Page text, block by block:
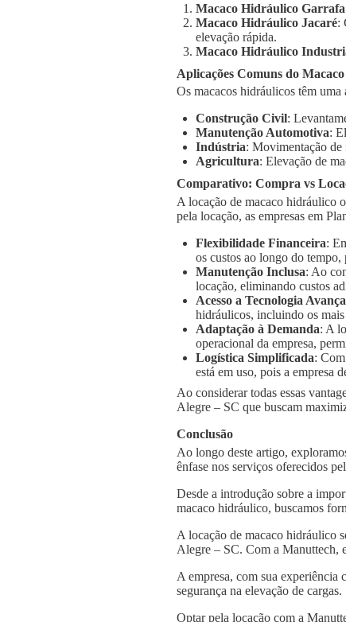
Macaco Hidráulico Garrafa
Macaco Hidráulico Jacaré:
elevação rápida.
Macaco Hidráulico
Aplicações Comuns do
Os macacos hidráulicos têm
Construção Civil:
Manutenção Automotiva:
Indústria: Movimentação de
Agricultura: Elevação de
Comparativo: Compra vs
A locação de macaco hidráulico
pela locação, as empresas em
Flexibilidade Financeira:
os custos ao longo do
Manutenção Inclusa: Ao
locação, eliminando custos
Acesso a Tecnologia
hidráulicos, incluindo os
Adaptação à Demanda: A
operacional da empresa,
Logística Simplificada:
está em uso, pois a empresa
Ao considerar todas essas
Alegre – SC que buscam
Conclusão
Ao longo deste artigo,
ênfase nos serviços oferecidos
Desde a introdução sobre a
macaco hidráulico, buscamos
A locação de macaco hidráulico
Alegre – SC. Com a Manuttech,
A empresa, com sua experiência
segurança na elevação de cargas.
Optar pela locação com a